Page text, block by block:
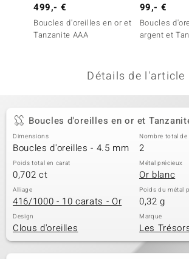
Collection499,- €
Boucles d'oreilles en or et
Tanzanite AAA
99,- €
Boucles
argent et
Détails de l'article
Boucles d'oreilles en or et
Dimensions
Boucles d'oreilles - 4.5 mm
Nombre total de
2
Poids total en carat
0,702 ct
Métal précieux
Or blanc
Alliage
416/1000 - 10 carats - Or
Poids du métal
0,32 g
Design
Clous d'oreilles
Marque
Les